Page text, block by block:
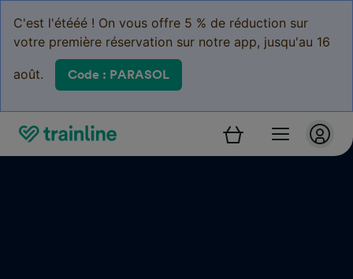
C'est l'étééé ! On vous offre 5 % de réduction sur
votre première réservation sur notre app, jusqu'au 16
août. Code : PARASOL